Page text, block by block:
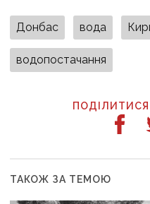
Донбас вода
водопостачання
ТАКОЖ ЗА ТЕМОЮ